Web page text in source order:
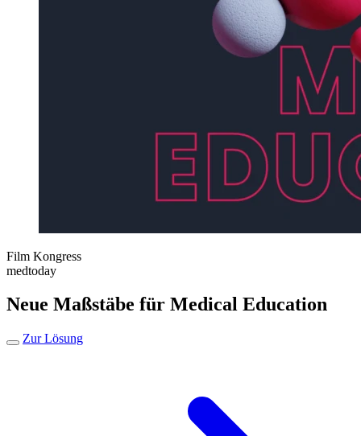
Film Kongress
medtoday
Neue Maßstäbe für Medical Education
Zur Lösung